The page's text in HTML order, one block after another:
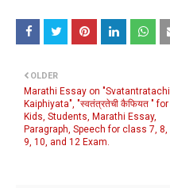
OLDER
Marathi Essay on "Svatantratachi
Kaiphiyata", "स्वतंत्रतेची कैफियत " for
Kids, Students, Marathi Essay,
Paragraph, Speech for class 7, 8,
9, 10, and 12 Exam.